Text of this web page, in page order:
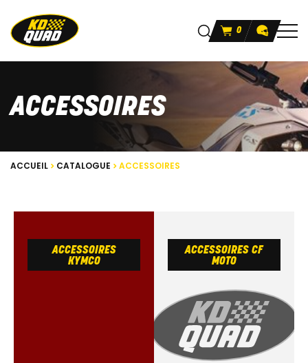
0
ACCESSOIRES
ACCUEIL CATALOGUE ACCESSOIRES
ACCESSOIRES
KYMCO
ACCESSOIRES CF
MOTO